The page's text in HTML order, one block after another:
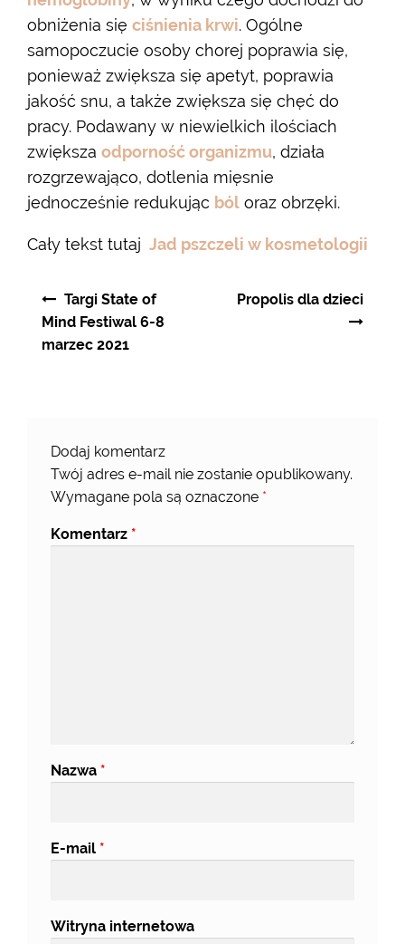
obniżenia się ciśnienia krwi. Ogólne
samopoczucie osoby chorej poprawia się,
ponieważ zwiększa się apetyt, poprawia
jakość snu, a także zwiększa się chęć do
pracy. Podawany w niewielkich ilościach
zwiększa odporność organizmu, działa
rozgrzewająco, dotlenia mięsnie
jednocześnie redukując ból oraz obrzęki.
Cały tekst tutaj Jad pszczeli w kosmetologii
Nawigacja
wpisu
Targi State of
Mind Festiwal 6-8
marzec 2021
Propolis dla dzieci
Dodaj komentarz
Twój adres e-mail nie zostanie opublikowany.
Wymagane pola są oznaczone *
Komentarz *
Nazwa *
E-mail *
Witryna internetowa